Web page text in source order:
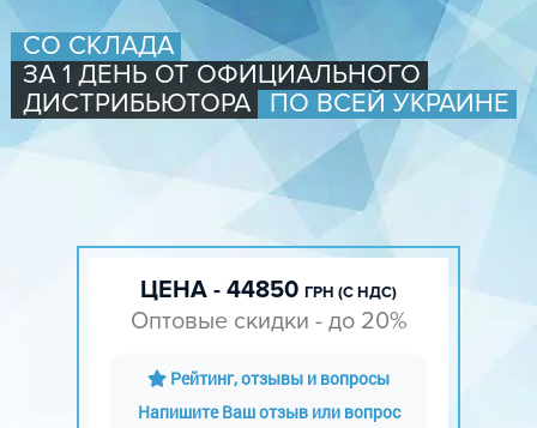
СО СКЛАДА
ЗА 1 ДЕНЬ ОТ ОФИЦИАЛЬНОГО
ДИСТРИБЬЮТОРА
ПО ВСЕЙ УКРАИНЕ
ЦЕНА - 44850 ГРН (С НДС)
Оптовые скидки - до 20%
Рейтинг, отзывы и вопросы
Напишите Ваш отзыв или вопрос